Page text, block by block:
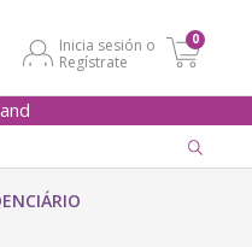
Inicia sesión o
Regístrate
0